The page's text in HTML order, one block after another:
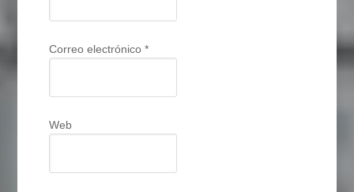
Correo electrónico*
Web